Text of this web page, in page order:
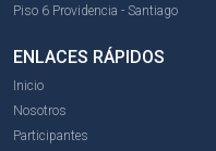
Piso 6 Providencia - Santiago
ENLACES RÁPIDOS
Inicio
Nosotros
Participantes